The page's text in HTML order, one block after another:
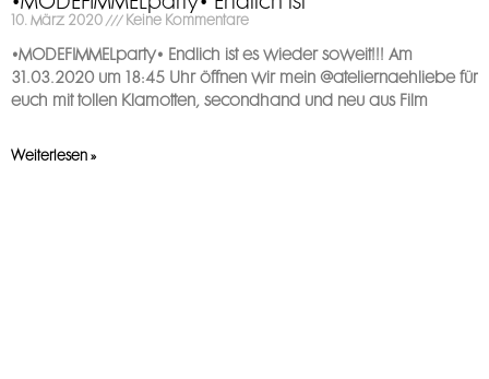
10. März 2020 Keine Kommentare
•MODEFIMMELparty• Endlich ist es wieder soweit!!! Am
31.03.2020 um 18:45 Uhr öffnen wir mein @ateliernaehliebe für
euch mit tollen Klamotten, secondhand und neu aus Film
Weiterlesen »